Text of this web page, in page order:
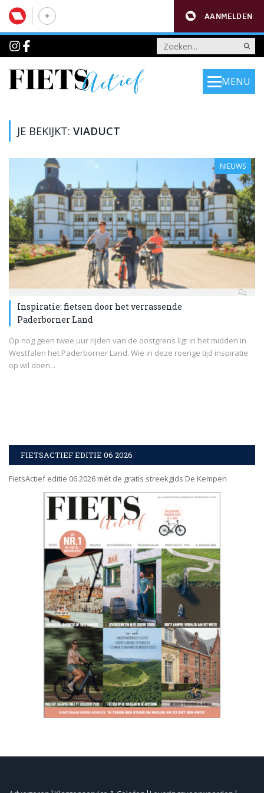
AANMELDEN
MENU
JE BEKIJKT: VIADUCT
NIEUWS
Inspiratie: fietsen door het verrassende
Paderborner Land
Op nog geen twee uur rijden van de oostgrens ligt in het midden in
Westfalen het Paderborner Land. Wie in deze roerige tijd inspiratie
op wil doen...
FIETSACTIEF EDITIE 06 2026
FietsActief editie 06 2026 mét de gratis streekgids De Kempen